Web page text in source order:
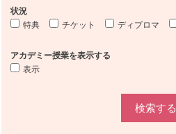
状況
特典
チケット ディプロマ
アカデミー授業を表示する
表示
検索する